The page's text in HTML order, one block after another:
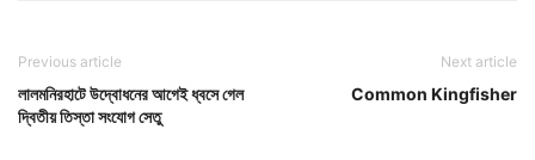
Previous article
লালমনিরহাটে উদ্বোধনের আগেই ধ্বসে গেল
দ্বিতীয় তিস্তা সংযোগ সেতু
Next article
Common Kingfisher